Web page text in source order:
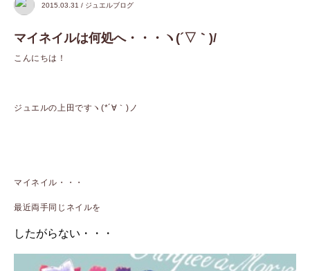
2015.03.31 / ジュエルブログ
マイネイルは何処へ・・・ヽ(´▽｀)/
こんにちは！
ジュエルの上田ですヽ(*´∀｀)ノ
マイネイル・・・
最近両手同じネイルを
したがらない・・・